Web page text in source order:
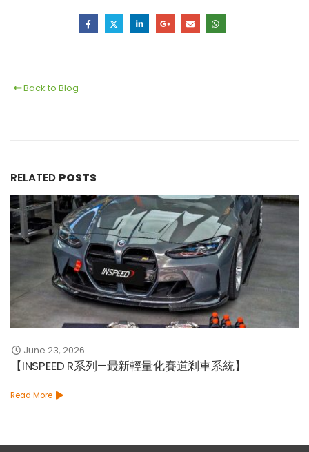
Back to Blog
RELATED POSTS
June 23, 2026
【INSPEED R系列—最新輕量化賽道剎車系統】
Read More